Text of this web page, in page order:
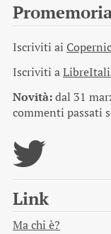
Iscriviti ai
Iscriviti a
Novità:dal 31
commenti passati
Link
Ma chi è?